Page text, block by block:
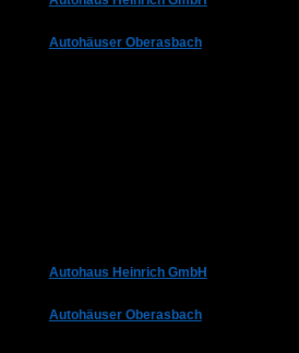
Autohäuser Oberasbach
Autohaus Heinrich GmbH
Autohäuser Oberasbach